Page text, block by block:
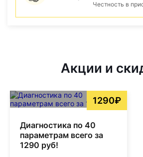
Честность в
Акции и
1290₽
Диагностика по 40
параметрам всего за
1290 руб!